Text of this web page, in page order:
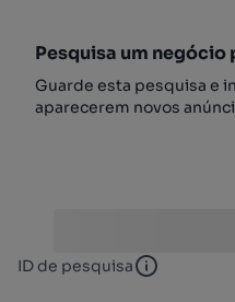
Pesquisa um negócio
Guarde esta pesquisa e
aparecerem novos
ID de pesquisa ID de